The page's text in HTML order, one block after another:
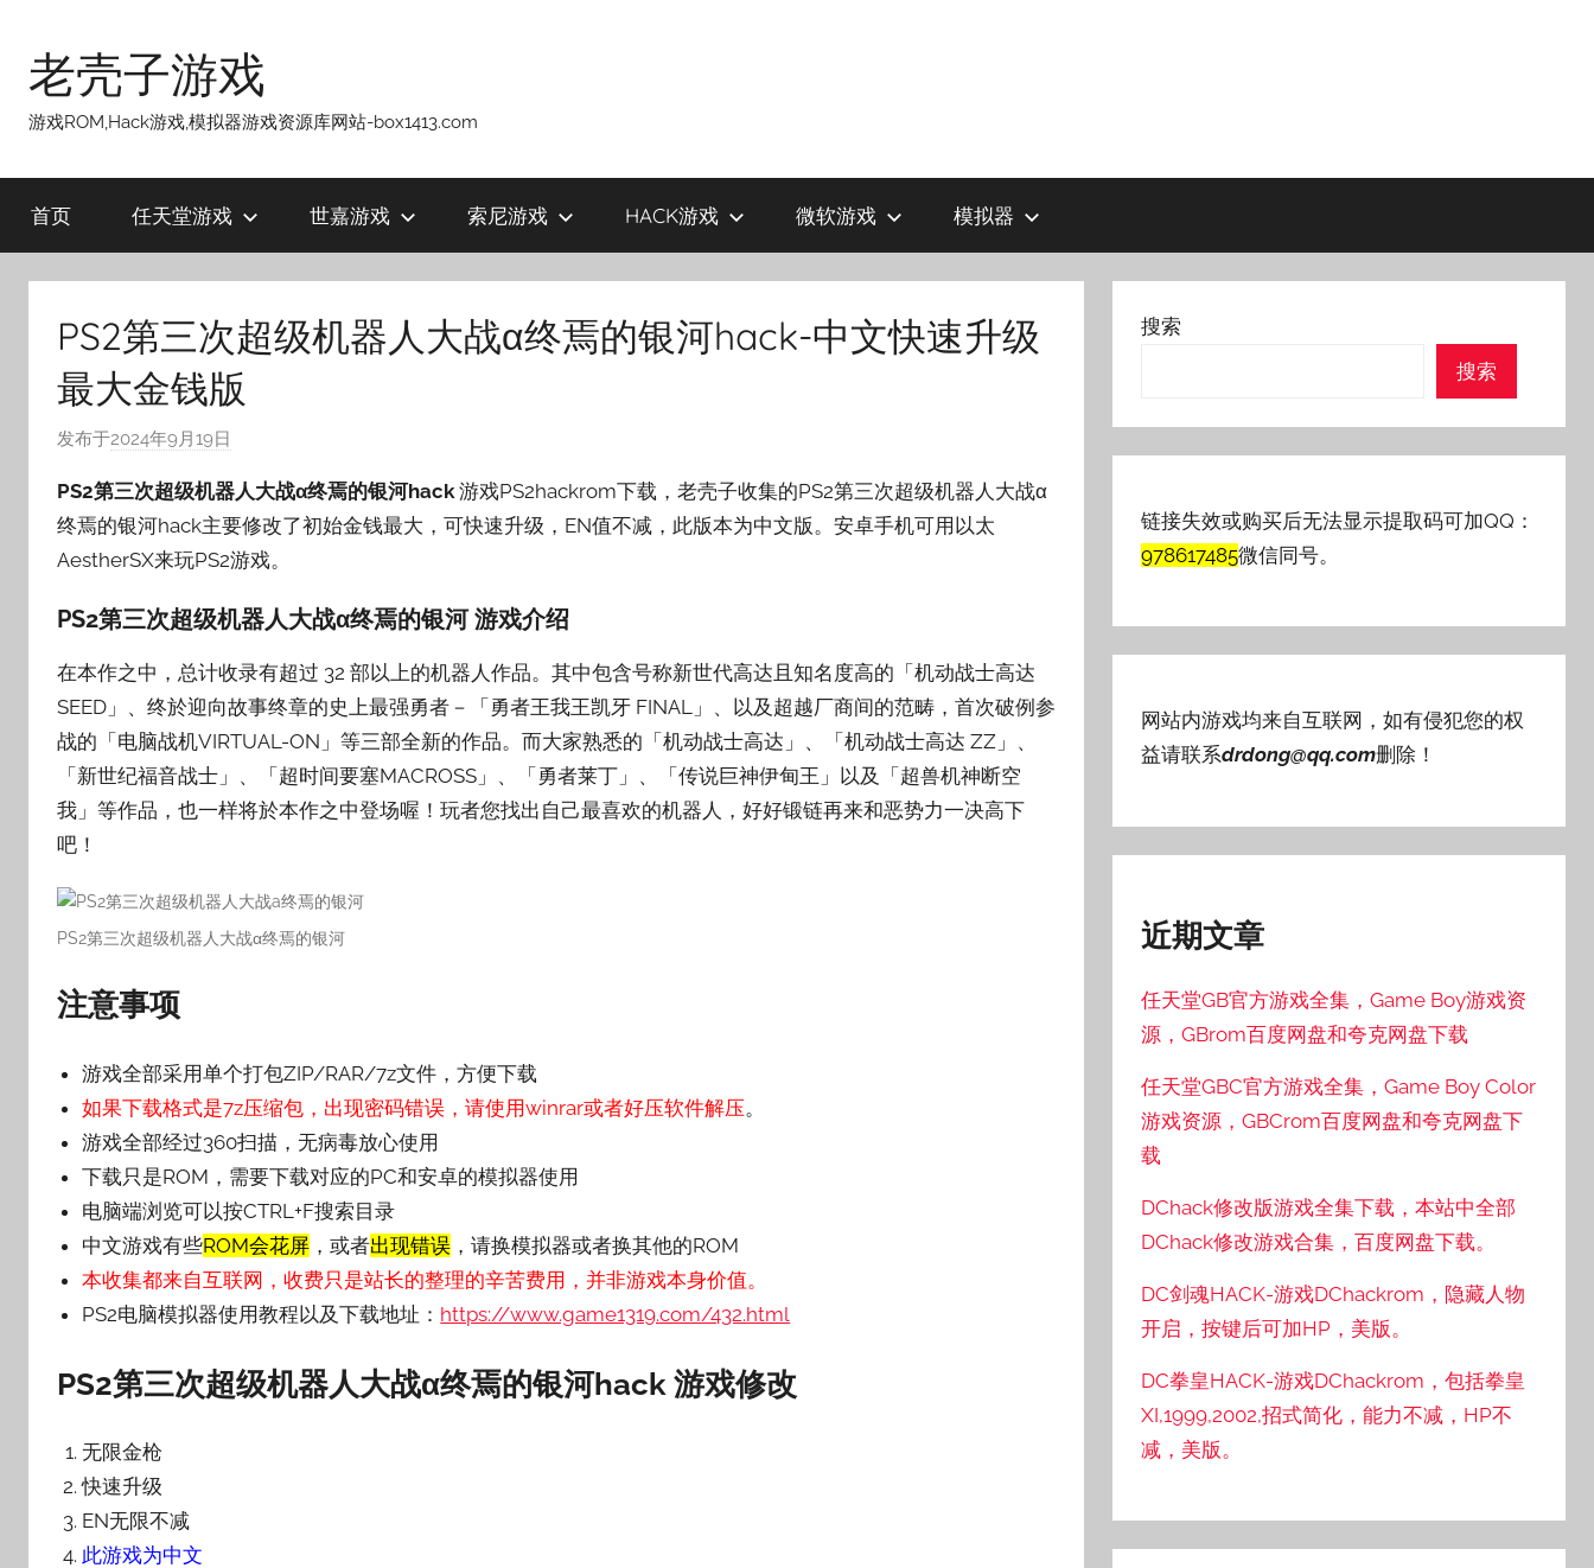
老壳子游戏
游戏ROM,Hack游戏,模拟器游戏资源库网站-box1413.com
首页 任天堂游戏 世嘉游戏 索尼游戏 HACK游戏 微软游戏 模拟器
PS2第三次超级机器人大战α终焉的银河hack-中文快速升级
最大金钱版
发布于2024年9月19日
:
老
壳
PS2第三次超级机器人大战α终焉的银河hack 游戏PS2hackrom下载，老壳子收集的PS2第三次超级机器人大战α
终焉的银河hack主要修改了初始金钱最大，可快速升级，EN值不减，此版本为中文版。安卓手机可用以太
AestherSX来玩PS2游戏。
PS2第三次超级机器人大战α终焉的银河 游戏介绍
在本作之中，总计收录有超过 32 部以上的机器人作品。其中包含号称新世代高达且知名度高的「机动战士高达
SEED」、终於迎向故事终章的史上最强勇者－「勇者王我王凯牙 FINAL」、以及超越厂商间的范畴，首次破例参
战的「电脑战机VIRTUAL-ON」等三部全新的作品。而大家熟悉的「机动战士高达」、「机动战士高达 ZZ」、
「新世纪福音战士」、「超时间要塞MACROSS」、「勇者莱丁」、「传说巨神伊甸王」以及「超兽机神断空
我」等作品，也一样将於本作之中登场喔！玩者您找出自己最喜欢的机器人，好好锻链再来和恶势力一决高下
吧！
PS2第三次超级机器人大战α终焉的银河
注意事项
游戏全部采用单个打包ZIP/RAR/7z文件，方便下载
如果下载格式是7z压缩包，出现密码错误，请使用winrar或者好压软件解压。
游戏全部经过360扫描，无病毒放心使用
下载只是ROM，需要下载对应的PC和安卓的模拟器使用
电脑端浏览可以按CTRL+F搜索目录
中文游戏有些ROM会花屏 ，或者出现错误 ，请换模拟器或者换其他的ROM
本收集都来自互联网，收费只是站长的整理的辛苦费用，并非游戏本身价值。
PS2电脑模拟器使用教程以及下载地址： https://www.game1319.com/432.html
PS2第三次超级机器人大战α终焉的银河hack 游戏修改
无限金枪
快速升级
EN无限不减
此游戏为中文
搜索
搜索
链接失效或购买后无法显示提取码可加QQ：
978617485微信同号。
网站内游戏均来自互联网，如有侵犯您的权
益请联系drdong@qq.com删除！
近期文章
任天堂GB官方游戏全集，Game Boy游戏资
源，GBrom百度网盘和夸克网盘下载
任天堂GBC官方游戏全集，Game Boy Color
游戏资源，GBCrom百度网盘和夸克网盘下
载
DChack修改版游戏全集下载，本站中全部
DChack修改游戏合集，百度网盘下载。
DC剑魂HACK-游戏DChackrom，隐藏人物
开启，按键后可加HP，美版。
DC拳皇HACK-游戏DChackrom，包括拳皇
XI,1999,2002,招式简化，能力不减，HP不
减，美版。